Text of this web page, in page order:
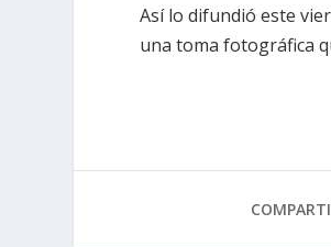
Así lo difundió este
una toma fotográfica